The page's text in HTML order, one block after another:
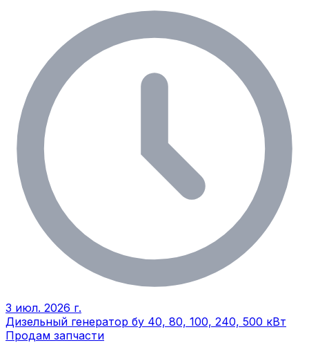
3 июл. 2026 г.
Дизельный генератор бу 40, 80, 100, 240, 500 кВт
Продам запчасти